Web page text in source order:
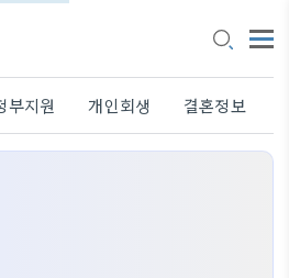
부지원 개인회생 결혼정보